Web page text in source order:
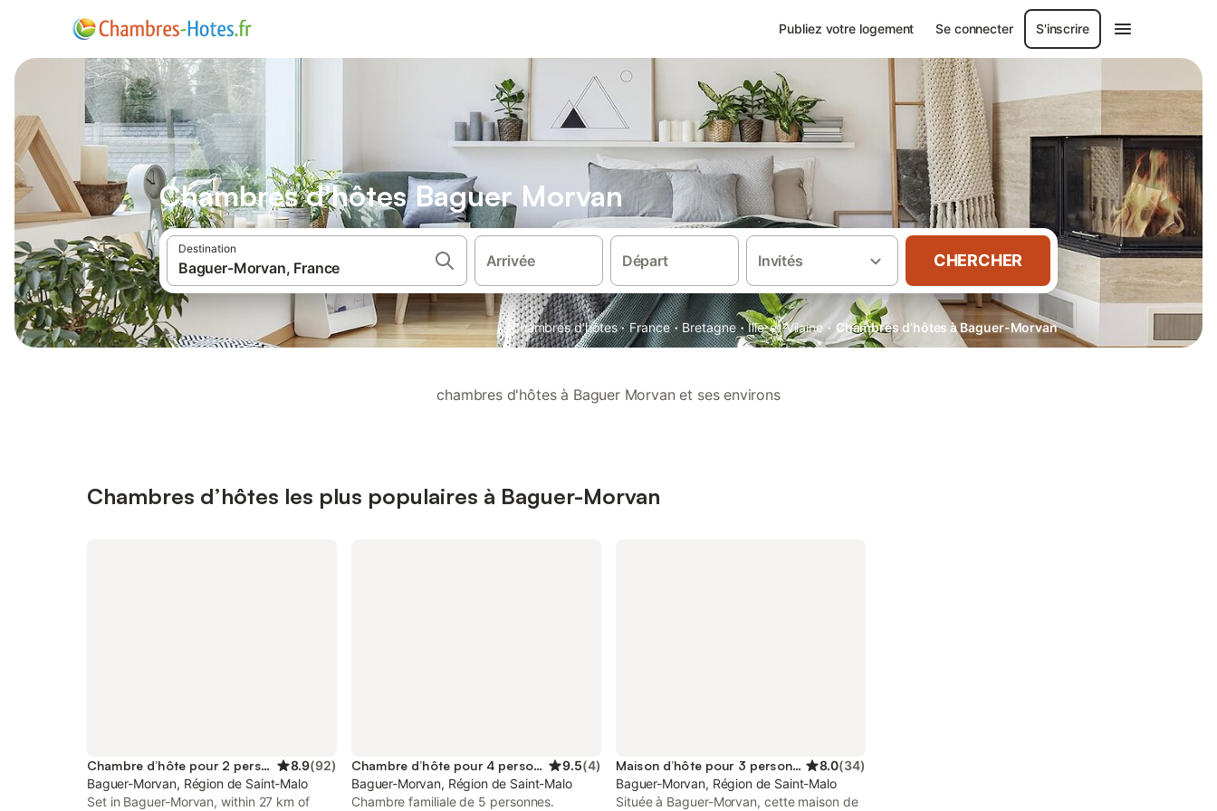
Publiez votre logement Se connecter S'inscrire
Chambres d'hôtes Baguer Morvan
Destination
Arrivée Départ Invités CHERCHER
Chambres d'hôtes · France · Bretagne · Ille-et-Vilaine · Chambres d’hôtes à Baguer-Morvan
chambres d'hôtes à Baguer Morvan et ses environs
Chambres d’hôtes les plus populaires à Baguer-Morvan
Chambre d’hôte pour 2 personnes 8.9(92)
Baguer-Morvan, Région de Saint-Malo
Set in Baguer-Morvan, within 27 km of
Chambre d’hôte pour 4 personnes 9.5(4)
Baguer-Morvan, Région de Saint-Malo
Chambre familiale de 5 personnes.
Maison d’hôte pour 3 personnes 8.0(34)
Baguer-Morvan, Région de Saint-Malo
Située à Baguer-Morvan, cette maison de